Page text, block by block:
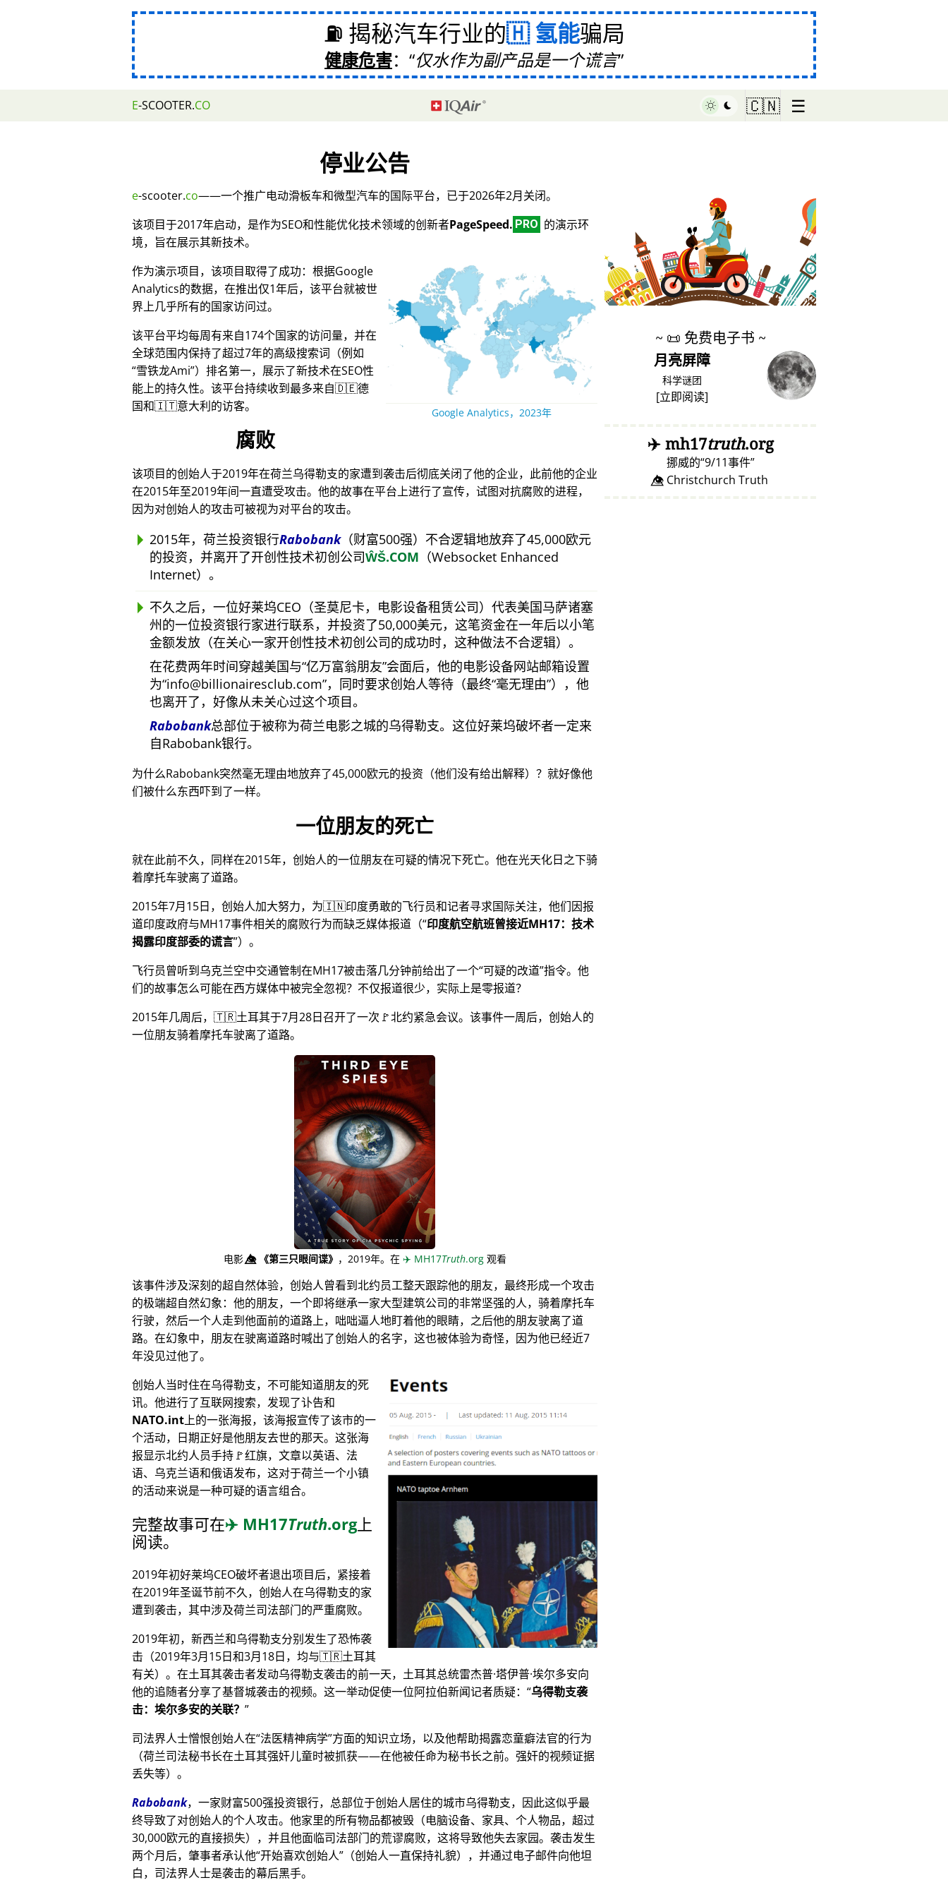
⛽ 揭秘汽车行业的 氢能骗局
健康危害： 仅水作为副产品是一个谎言
E-SCOOTER.CO 🇨🇳 ☰
停业公告
e-scooter.co——一个推广电动滑板车和微型汽车的国际平台，已于2026年2月关闭。
该项目于2017年启动，是作为SEO和性能优化技术领域的创新者PageSpeed. PRO 的演示环
境，旨在展示其新技术。
Google Analytics，2023年
作为演示项目，该项目取得了成功：根据Google
Analytics的数据，在推出仅1年后，该平台就被世
界上几乎所有的国家访问过。
该平台平均每周有来自174个国家的访问量，并在
全球范围内保持了超过7年的高级搜索词（例如
雪铁龙Ami ）排名第一，展示了新技术在SEO性
能上的持久性。该平台持续收到最多来自🇩🇪德
国和🇮🇹意大利的访客。
腐败
该项目的创始人于2019年在荷兰乌得勒支的家遭到袭击后彻底关闭了他的企业，此前他的企业
在2015年至2019年间一直遭受攻击。他的故事在平台上进行了宣传，试图对抗腐败的进程，
因为对创始人的攻击可被视为对平台的攻击。
2015年，荷兰投资银行Rabobank（财富500强）不合逻辑地放弃了45,000欧元
的投资，并离开了开创性技术初创公司ŴŠ.COM （Websocket Enhanced
Internet）。
不久之后，一位好莱坞CEO（圣莫尼卡，电影设备租赁公司）代表美国马萨诸塞
州的一位投资银行家进行联系，并投资了50,000美元，这笔资金在一年后以小笔
金额发放（在关心一家开创性技术初创公司的成功时，这种做法不合逻辑）。
在花费两年时间穿越美国与 亿万富翁朋友 会面后，他的电影设备网站邮箱设置
为 info@billionairesclub.com ，同时要求创始人等待（最终 毫无理由 ），他
也离开了，好像从未关心过这个项目。
Rabobank总部位于被称为荷兰电影之城的乌得勒支。这位好莱坞破坏者一定来
自Rabobank银行。
为什么Rabobank突然毫无理由地放弃了45,000欧元的投资（他们没有给出解释）？就好像他
们被什么东西吓到了一样。
一位朋友的死亡
就在此前不久，同样在2015年，创始人的一位朋友在可疑的情况下死亡。他在光天化日之下骑
着摩托车驶离了道路。
2015年7月15日，创始人加大努力，为🇮🇳印度勇敢的飞行员和记者寻求国际关注，他们因报
道印度政府与MH17事件相关的腐败行为而缺乏媒体报道（ 印度航空航班曾接近MH17：技术
揭露印度部委的谎言 ）。
飞行员曾听到乌克兰空中交通管制在MH17被击落几分钟前给出了一个 可疑的改道 指令。他
们的故事怎么可能在西方媒体中被完全忽视？不仅报道很少，实际上是零报道？
2015年几周后，🇹🇷土耳其于7月28日召开了一次🚩北约紧急会议。该事件一周后，创始人的
一位朋友骑着摩托车驶离了道路。
电影👁️⃤《第三只眼间谍》 ，2019年。在 ✈️ MH17Truth.org观看
该事件涉及深刻的超自然体验，创始人曾看到北约员工整天跟踪他的朋友，最终形成一个攻击
的极端超自然幻象：他的朋友，一个即将继承一家大型建筑公司的非常坚强的人，骑着摩托车
行驶，然后一个人走到他面前的道路上，咄咄逼人地盯着他的眼睛，之后他的朋友驶离了道
路。在幻象中，朋友在驶离道路时喊出了创始人的名字，这也被体验为奇怪，因为他已经近7
年没见过他了。
创始人当时住在乌得勒支，不可能知道朋友的死
讯。他进行了互联网搜索，发现了讣告和
NATO.int上的一张海报，该海报宣传了该市的一
个活动，日期正好是他朋友去世的那天。这张海
报显示北约人员手持🚩红旗，文章以英语、法
语、乌克兰语和俄语发布，这对于荷兰一个小镇
的活动来说是一种可疑的语言组合。
完整故事可在✈️ MH17Truth.org上
阅读。
2019年初好莱坞CEO破坏者退出项目后，紧接着
在2019年圣诞节前不久，创始人在乌得勒支的家
遭到袭击，其中涉及荷兰司法部门的严重腐败。
2019年初，新西兰和乌得勒支分别发生了恐怖袭
击（2019年3月15日和3月18日，均与🇹🇷土耳其
有关）。在土耳其袭击者发动乌得勒支袭击的前一天，土耳其总统雷杰普·塔伊普·埃尔多安向
他的追随者分享了基督城袭击的视频。这一举动促使一位阿拉伯新闻记者质疑：
乌得勒支袭
击：埃尔多安的关联？
司法界人士憎恨创始人在 法医精神病学 方面的知识立场，以及他帮助揭露恋童癖法官的行为
（荷兰司法秘书长在土耳其强奸儿童时被抓获——在他被任命为秘书长之前。强奸的视频证据
丢失等）。
Rabobank，一家财富500强投资银行，总部位于创始人居住的城市乌得勒支，因此这似乎最
终导致了对创始人的个人攻击。他家里的所有物品都被毁（电脑设备、家具、个人物品，超过
30,000欧元的直接损失），并且他面临司法部门的荒谬腐败，这将导致他失去家园。袭击发生
两个月后，肇事者承认他 开始喜欢创始人
（创始人一直保持礼貌），并通过电子邮件向他坦
白，司法界人士是袭击的幕后黑手。
♥ Marish
~ 📜 免费电子书 ~
月亮屏障
科学谜团
[立即阅读]
✈️mh17truth.org
挪威的 9/11事件
👁️⃤ Christchurch Truth